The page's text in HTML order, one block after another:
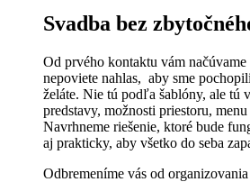
Svadba bez
Od prvého kontaktu vám
nepoviete nahlas, aby sme
želáte. Nie tú podľa šablóny, ale tú
predstavy, možnosti priestoru,
Navrhneme riešenie, ktoré bude
aj prakticky, aby všetko do seba
Odbremeníme vás od